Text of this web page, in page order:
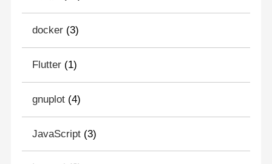
docker(3)
Flutter(1)
gnuplot(4)
JavaScript(3)